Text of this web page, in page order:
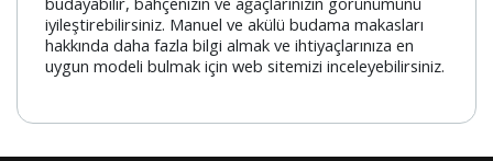
iyileştirebilirsiniz. Manuel ve akülü budama makasları
hakkında daha fazla bilgi almak ve ihtiyaçlarınıza en
uygun modeli bulmak için web sitemizi inceleyebilirsiniz.